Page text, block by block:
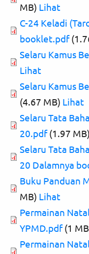
MB) Lihat
C-24 Keladi
booklet.pdf
Selaru Kamus
Lihat
Selaru Kamus
(4.67 MB) Lihat
Selaru Tata
20.pdf(1.97 MB)
Selaru Tata
20 Dalamnya
Buku Panduan
MB) Lihat
Permainan
YPMD.pdf(1
Permainan